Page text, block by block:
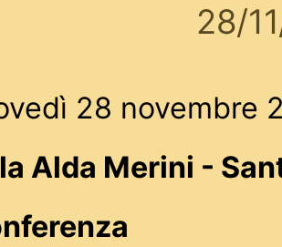
28/
28 novembre
Alda Merini -